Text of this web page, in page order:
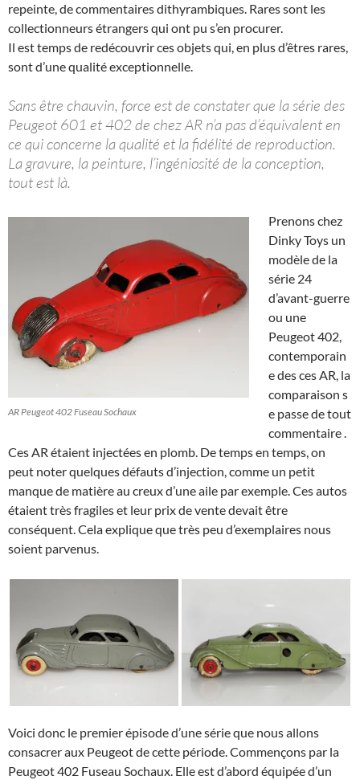
repeinte, de commentaires dithyrambiques. Rares sont les
collectionneurs étrangers qui ont pu s’en procurer.
Il est temps de redécouvrir ces objets qui, en plus d’êtres rares,
sont d’une qualité exceptionnelle.
Sans être chauvin, force est de constater que la série des
Peugeot 601 et 402 de chez AR n’a pas d’équivalent en
ce qui concerne la qualité et la fidélité de reproduction.
La gravure, la peinture, l’ingéniosité de la conception,
tout est là.
AR Peugeot 402 Fuseau Sochaux
Prenons chez
Dinky Toys un
modèle de la
série 24
d’avant-guerre
ou une
Peugeot 402,
contemporain
e des ces AR, la
comparaison s
e passe de tout
commentaire .
Ces AR étaient injectées en plomb. De temps en temps, on
peut noter quelques défauts d’injection, comme un petit
manque de matière au creux d’une aile par exemple. Ces autos
étaient très fragiles et leur prix de vente devait être
conséquent. Cela explique que très peu d’exemplaires nous
soient parvenus.
Voici donc le premier épisode d’une série que nous allons
consacrer aux Peugeot de cette période. Commençons par la
Peugeot 402 Fuseau Sochaux. Elle est d’abord équipée d’un